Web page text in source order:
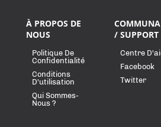
À PROPOS DE
NOUS
Politique De
Confidentialité
Conditions
D'utilisation
Qui Sommes-
Nous ?
/ SUPPORT
Centre
Facebook
Twitter